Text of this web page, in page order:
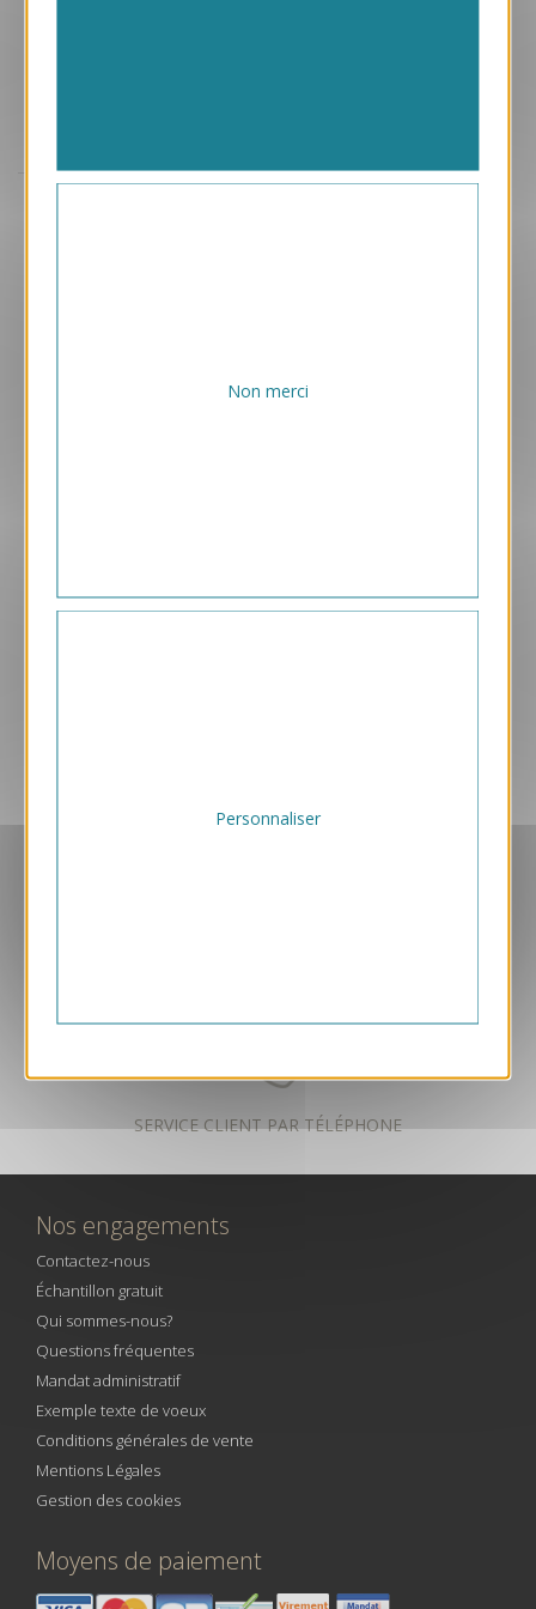
Non merci
Personnaliser
Aperçu
SERVICE CLIENT PAR TÉLÉPHONE
Nos engagements
Contactez-nous
Échantillon gratuit
Qui sommes-nous?
Questions fréquentes
Mandat administratif
Exemple texte de voeux
Conditions générales de vente
Mentions Légales
Gestion des cookies
Moyens de paiement